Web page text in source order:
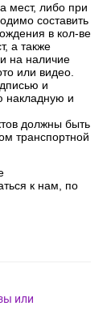
мест, либо при
составить
в кол-ве
а также
на наличие
или видео.
и
накладную и
должны быть
транспортной
к нам, по
или